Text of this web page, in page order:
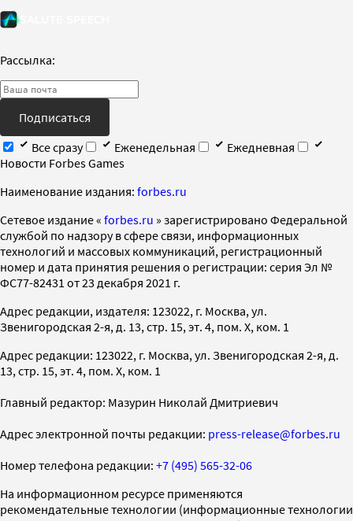
Рассылка:
Подписаться
Все сразу
Еженедельная
Ежедневная
Новости Forbes Games
Наименование издания: forbes.ru
Cетевое издание « forbes.ru » зарегистрировано Федеральной
службой по надзору в сфере связи, информационных
технологий и массовых коммуникаций, регистрационный
номер и дата принятия решения о регистрации: серия Эл №
ФС77-82431 от 23 декабря 2021 г.
Адрес редакции, издателя: 123022, г. Москва, ул.
Звенигородская 2-я, д. 13, стр. 15, эт. 4, пом. X, ком. 1
Адрес редакции: 123022, г. Москва, ул. Звенигородская 2-я, д.
13, стр. 15, эт. 4, пом. X, ком. 1
Главный редактор: Мазурин Николай Дмитриевич
Адрес электронной почты редакции: press-release@forbes.ru
Номер телефона редакции: +7 (495) 565-32-06
На информационном ресурсе применяются
рекомендательные технологии (информационные технологии